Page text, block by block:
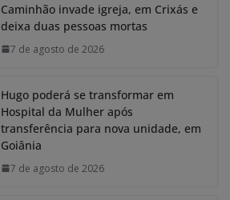
Caminhão invade igreja, em Crixás e
deixa duas pessoas mortas
7 de agosto de 2026
Hugo poderá se transformar em
Hospital da Mulher após
transferência para nova unidade, em
Goiânia
7 de agosto de 2026